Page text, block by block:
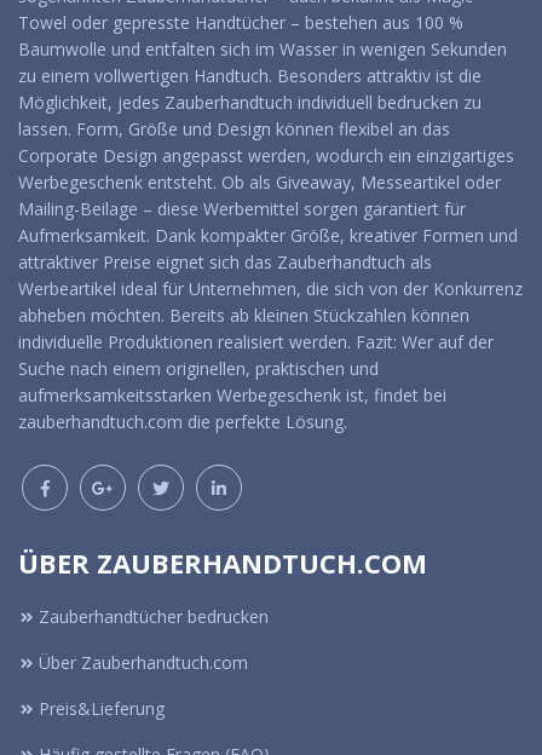
Towel oder gepresste Handtücher – bestehen aus 100 %
Baumwolle und entfalten sich im Wasser in wenigen Sekunden
zu einem vollwertigen Handtuch. Besonders attraktiv ist die
Möglichkeit, jedes Zauberhandtuch individuell bedrucken zu
lassen. Form, Größe und Design können flexibel an das
Corporate Design angepasst werden, wodurch ein einzigartiges
Werbegeschenk entsteht. Ob als Giveaway, Messeartikel oder
Mailing-Beilage – diese Werbemittel sorgen garantiert für
Aufmerksamkeit. Dank kompakter Größe, kreativer Formen und
attraktiver Preise eignet sich das Zauberhandtuch als
Werbeartikel ideal für Unternehmen, die sich von der Konkurrenz
abheben möchten. Bereits ab kleinen Stückzahlen können
individuelle Produktionen realisiert werden. Fazit: Wer auf der
Suche nach einem originellen, praktischen und
aufmerksamkeitsstarken Werbegeschenk ist, findet bei
zauberhandtuch.com die perfekte Lösung.
ÜBER ZAUBERHANDTUCH.COM
Zauberhandtücher bedrucken
Über Zauberhandtuch.com
Preis&Lieferung